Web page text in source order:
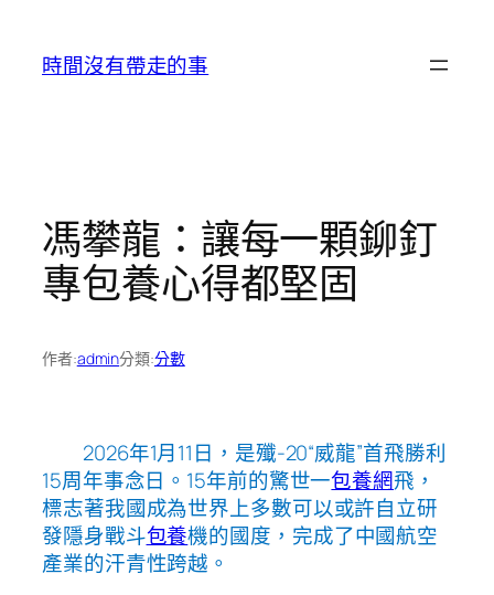
時間沒有帶走的事
馮攀龍：讓每一顆鉚釘
專包養心得都堅固
作者:admin分類:分數
2026年1月11日，是殲-20“威龍”首飛勝利
15周年事念日。15年前的驚世一包養網飛，
標志著我國成為世界上多數可以或許自立研
發隱身戰斗包養機的國度，完成了中國航空
產業的汗青性跨越。